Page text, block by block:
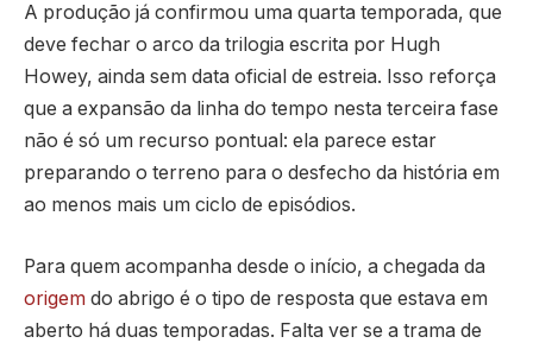
A produção já confirmou uma quarta temporada, que
deve fechar o arco da trilogia escrita por Hugh
Howey, ainda sem data oficial de estreia. Isso reforça
que a expansão da linha do tempo nesta terceira fase
não é só um recurso pontual: ela parece estar
preparando o terreno para o desfecho da história em
ao menos mais um ciclo de episódios.
Para quem acompanha desde o início, a chegada da
origem do abrigo é o tipo de resposta que estava em
aberto há duas temporadas. Falta ver se a trama de